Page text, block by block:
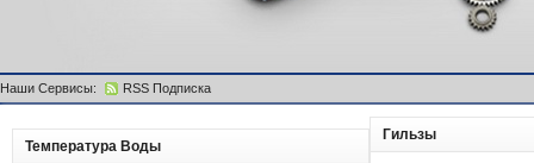
Наши Сервисы: RSS Подписка
Температура Воды
Гильзы